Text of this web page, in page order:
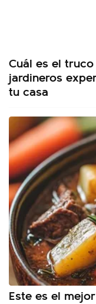
Cuál es el
jardineros
tu casa
Este es el